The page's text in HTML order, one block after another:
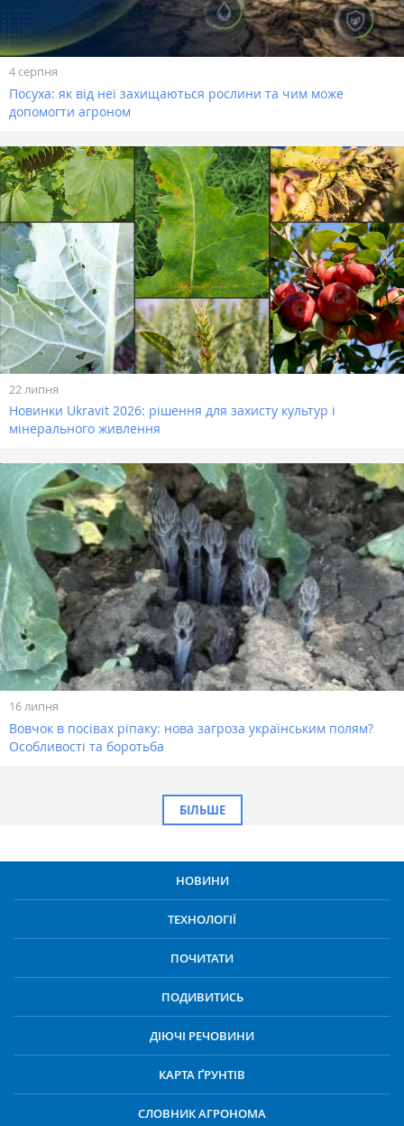
4 серпня
Посуха: як від неї захищаються рослини та чим може
допомогти агроном
22 липня
Новинки Ukravit 2026: рішення для захисту культур і
мінерального живлення
16 липня
Вовчок в посівах ріпаку: нова загроза українським полям?
Особливості та боротьба
БІЛЬШЕ
НОВИНИ
ТЕХНОЛОГІЇ
ПОЧИТАТИ
ПОДИВИТИСЬ
ДІЮЧІ РЕЧОВИНИ
КАРТА ҐРУНТІВ
СЛОВНИК АГРОНОМА